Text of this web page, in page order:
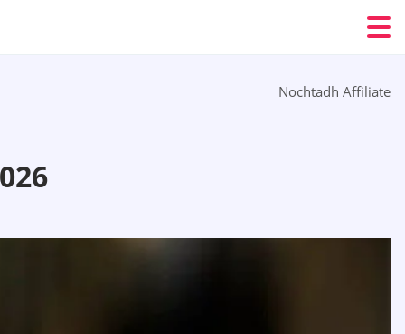
Nochtadh Affiliate